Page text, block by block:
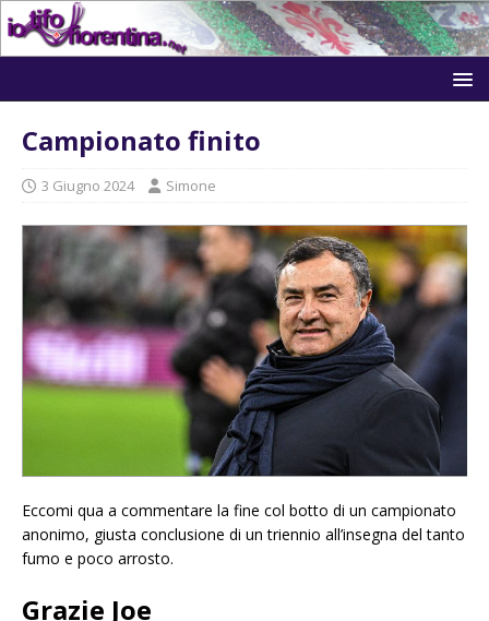
Campionato finito
3 Giugno 2024 Simone
Eccomi qua a commentare la fine col botto di un campionato
anonimo, giusta conclusione di un triennio all’insegna del tanto
fumo e poco arrosto.
Grazie Joe